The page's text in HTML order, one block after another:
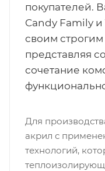
покупателей.
Candy Family
своим
представляя
сочетание
Для
акрил с
технологий,